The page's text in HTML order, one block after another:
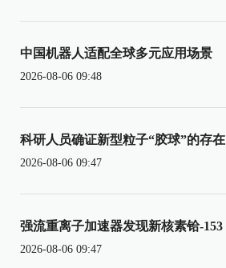
中国机器人适配全球多元应用场景
2026-08-06 09:48
科研人员确证新型粒子“胶球”的存在
2026-08-06 09:47
强流重离子加速器发现新核素铪-153
2026-08-06 09:47